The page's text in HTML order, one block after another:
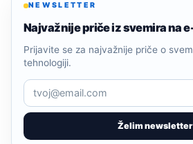
NEWSLETTER
Najvažnije priče iz svemira na
Želim newsletter
Prijavite se za najvažnije priče o
tehnologiji.